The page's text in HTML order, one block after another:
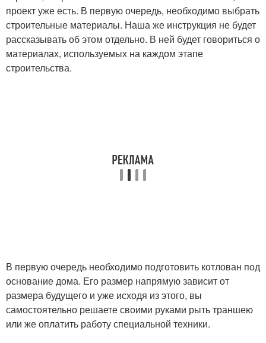
проект уже есть. В первую очередь, необходимо выбрать
строительные материалы. Наша же инструкция не будет
рассказывать об этом отдельно. В ней будет говориться о
материалах, используемых на каждом этапе
строительства.
В первую очередь необходимо подготовить котлован под
основание дома. Его размер напрямую зависит от
размера будущего и уже исходя из этого, вы
самостоятельно решаете своими руками рыть траншею
или же оплатить работу специальной техники.